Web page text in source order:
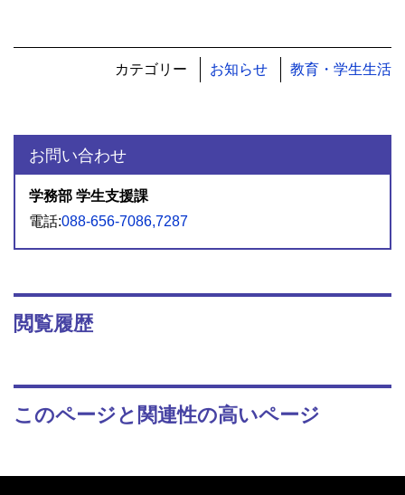
カテゴリー お知らせ 教育・学生生活
お問い合わせ
学務部 学生支援課
電話:088-656-7086,7287
閲覧履歴
このページと関連性の高いページ